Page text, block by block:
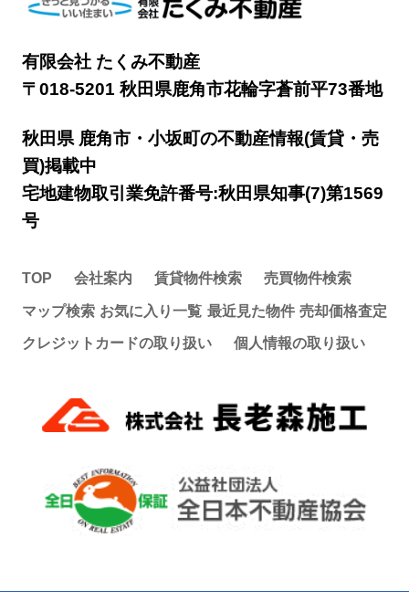
有限会社 たくみ不動産
〒018-5201 秋田県鹿角市花輪字蒼前平73番地
秋田県 鹿角市・小坂町の不動産情報(賃貸・売
買)掲載中
宅地建物取引業免許番号:秋田県知事(7)第1569
号
TOP 会社案内 賃貸物件検索 売買物件検索
マップ検索 お気に入り一覧 最近見た物件 売却価格査定
クレジットカードの取り扱い 個人情報の取り扱い